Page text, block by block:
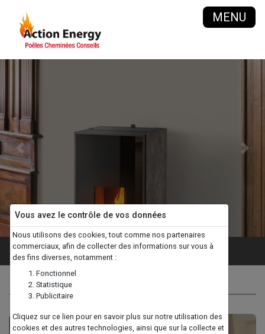
Vous avez le contrôle de vos données
Nous utilisons des cookies, tout comme nos partenaires
commerciaux, afin de collecter des informations sur vous à
des fins diverses, notamment :
Fonctionnel
Statistique
Publicitaire
Cliquez sur ce lien pour en savoir plus sur notre utilisation des
cookies et des autres technologies, ainsi que sur la collecte et
MENU
Previous Next
Articles ENERGIES RENOUVELABLES
Pompe à chaleur AIR/AIR